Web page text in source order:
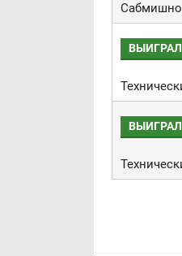
ВЫИГРАЛ
ВЫИГРАЛ